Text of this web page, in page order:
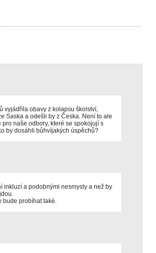
vyjádřila obavy z kolapsu školství,
Saska a odešli by z Česka. Není to ale
naše odbory, které se spokojují s
by dosáhli bůhvíjakých úspěchů?
inkluzí a podobnými nesmysly a než by
bude probíhat také.